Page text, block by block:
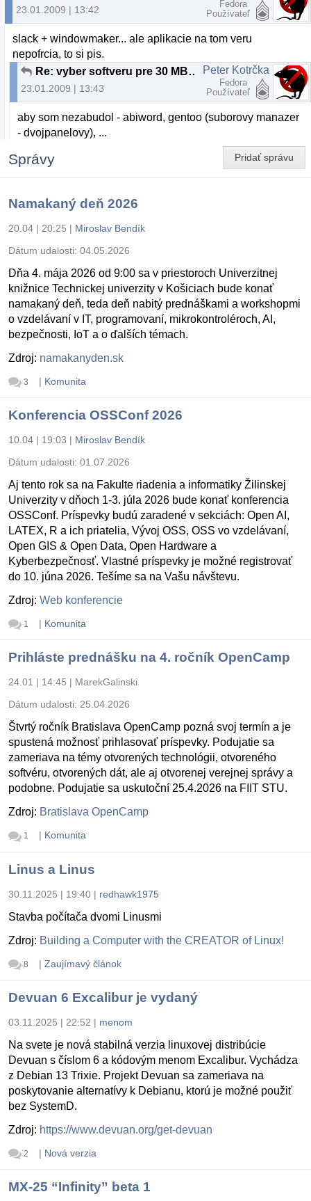
23.01.2009 | 13:42
Fedora
Používateľ
slack + windowmaker... ale aplikacie na tom veru
nepofrcia, to si pis.
Re: vyber softveru pre 30 MB RAM a 3 GB HDD
23.01.2009 | 13:43
Peter Kotrčka
Fedora
Používateľ
aby som nezabudol - abiword, gentoo (suborovy manazer
- dvojpanelovy), ...
Pridať správu
Správy
Namakaný deň 2026
20.04 | 20:25 | Miroslav Bendík
Dátum udalosti: 04.05.2026
Dňa 4. mája 2026 od 9:00 sa v priestoroch Univerzitnej
knižnice Technickej univerzity v Košiciach bude konať
namakaný deň, teda deň nabitý prednáškami a workshopmi
o vzdelávaní v IT, programovaní, mikrokontroléroch, AI,
bezpečnosti, IoT a o ďalších témach.
Zdroj: namakanyden.sk
3 | Komunita
Konferencia OSSConf 2026
10.04 | 19:03 | Miroslav Bendík
Dátum udalosti: 01.07.2026
Aj tento rok sa na Fakulte riadenia a informatiky Žilinskej
Univerzity v dňoch 1-3. júla 2026 bude konať konferencia
OSSConf. Príspevky budú zaradené v sekciách: Open AI,
LATEX, R a ich priatelia, Vývoj OSS, OSS vo vzdelávaní,
Open GIS & Open Data, Open Hardware a
Kyberbezpečnosť. Vlastné príspevky je možné registrovať
do 10. júna 2026. Tešíme sa na Vašu návštevu.
Zdroj: Web konferencie
1 | Komunita
Prihláste prednášku na 4. ročník OpenCamp
24.01 | 14:45 | MarekGalinski
Dátum udalosti: 25.04.2026
Štvrtý ročník Bratislava OpenCamp pozná svoj termín a je
spustená možnosť prihlasovať príspevky. Podujatie sa
zameriava na témy otvorených technológii, otvoreného
softvéru, otvorených dát, ale aj otvorenej verejnej správy a
podobne. Podujatie sa uskutoční 25.4.2026 na FIIT STU.
Zdroj: Bratislava OpenCamp
1 | Komunita
Linus a Linus
30.11.2025 | 19:40 | redhawk1975
Stavba počítača dvomi Linusmi
Zdroj: Building a Computer with the CREATOR of Linux!
8 | Zaujímavý článok
Devuan 6 Excalibur je vydaný
03.11.2025 | 22:52 | menom
Na svete je nová stabilná verzia linuxovej distribúcie
Devuan s číslom 6 a kódovým menom Excalibur. Vychádza
z Debian 13 Trixie. Projekt Devuan sa zameriava na
poskytovanie alternatívy k Debianu, ktorú je možné použiť
bez SystemD.
Zdroj: https://www.devuan.org/get-devuan
2 | Nová verzia
MX-25 “Infinity” beta 1